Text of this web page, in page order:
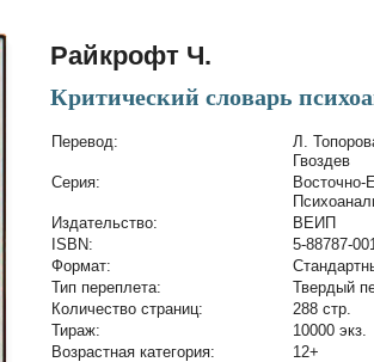
Райкрофт Ч.
Критический словарь
Перевод:
Л.
Гвоздев
Cерия:
Восточно-
Издательство:
ВЕИП
ISBN:
5-88787-
Формат:
Тип переплета:
Твердый
Количество страниц:
288 стр.
Тираж:
10000 экз.
Возрастная категория:
12+